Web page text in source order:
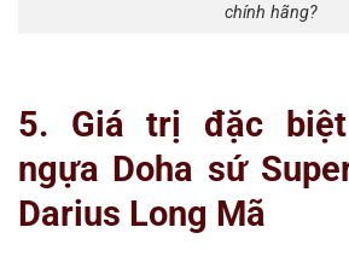
chính hãng?
5. Giá trị đặc
ngựa Doha sứ
Darius Long Mã